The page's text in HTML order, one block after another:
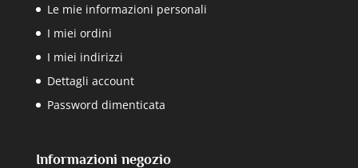
Le mie informazioni personali
I miei ordini
I miei indirizzi
Dettagli account
Password dimenticata
Informazioni negozio